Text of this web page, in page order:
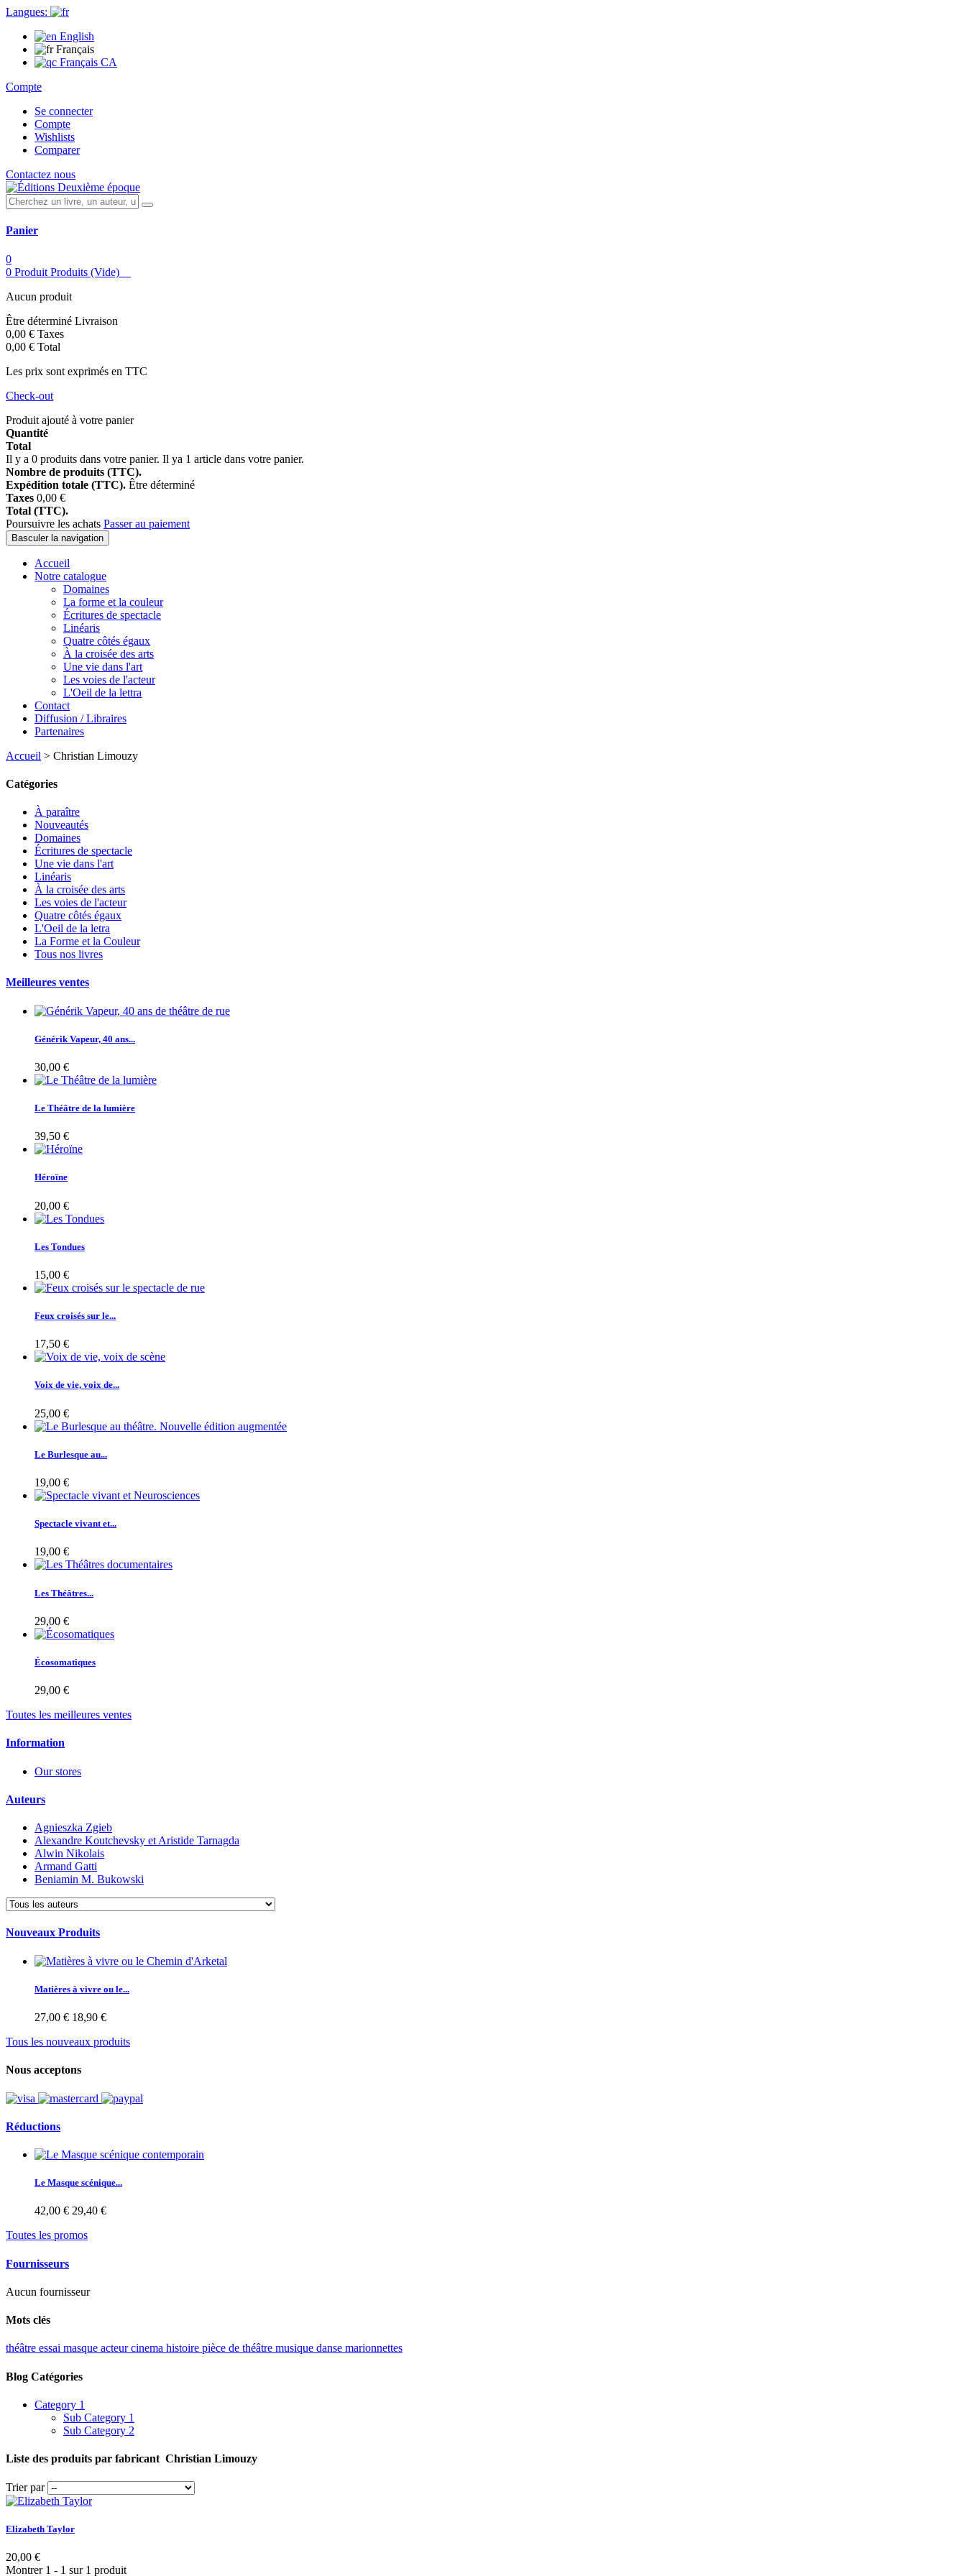
Langues:
English
Français
Français CA
Compte
Se connecter
Compte
Wishlists
Comparer
Contactez nous
Panier
0
0 Produit Produits (Vide)
Aucun produit
Être déterminé Livraison
0,00 € Taxes
0,00 € Total
Les prix sont exprimés en TTC
Check-out
Produit ajouté à votre panier
Quantité
Total
Il y a 0 produits dans votre panier. Il ya 1 article dans votre panier.
Nombre de produits (TTC).
Expédition totale (TTC). Être déterminé
Taxes 0,00 €
Total (TTC).
Poursuivre les achats Passer au paiement
Basculer la navigation
Accueil
Notre catalogue
Domaines
La forme et la couleur
Écritures de spectacle
Linéaris
Quatre côtés égaux
À la croisée des arts
Une vie dans l'art
Les voies de l'acteur
L'Oeil de la lettra
Contact
Diffusion / Libraires
Partenaires
Accueil > Christian Limouzy
Catégories
À paraître
Nouveautés
Domaines
Écritures de spectacle
Une vie dans l'art
Linéaris
À la croisée des arts
Les voies de l'acteur
Quatre côtés égaux
L'Oeil de la letra
La Forme et la Couleur
Tous nos livres
Meilleures ventes
Générik Vapeur, 40 ans...
30,00 €
Le Théâtre de la lumière
39,50 €
Héroïne
20,00 €
Les Tondues
15,00 €
Feux croisés sur le...
17,50 €
Voix de vie, voix de...
25,00 €
Le Burlesque au...
19,00 €
Spectacle vivant et...
19,00 €
Les Théâtres...
29,00 €
Écosomatiques
29,00 €
Toutes les meilleures ventes
Information
Our stores
Auteurs
Agnieszka Zgieb
Alexandre Koutchevsky et Aristide Tarnagda
Alwin Nikolais
Armand Gatti
Beniamin M. Bukowski
Nouveaux Produits
Matières à vivre ou le...
27,00 € 18,90 €
Tous les nouveaux produits
Nous acceptons
Réductions
Le Masque scénique...
42,00 € 29,40 €
Toutes les promos
Fournisseurs
Aucun fournisseur
Mots clés
théâtre essai masque acteurcinema histoire pièce de théâtre musique danse marionnettes
Blog Catégories
Category 1
Sub Category 1
Sub Category 2
Liste des produits par fabricant Christian Limouzy
Trier par
Elizabeth Taylor
20,00 €
Montrer 1 - 1 sur 1 produit